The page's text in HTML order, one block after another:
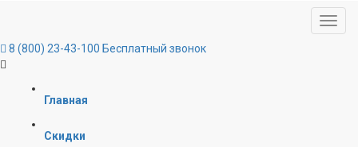
8 (800) 23-43-100 Бесплатный звонок
Главная
Скидки